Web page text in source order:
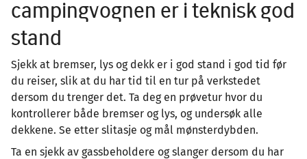
campingvognen er i teknisk god
stand
Sjekk at bremser, lys og dekk er i god stand i god tid før
du reiser, slik at du har tid til en tur på verkstedet
dersom du trenger det. Ta deg en prøvetur hvor du
kontrollerer både bremser og lys, og undersøk alle
dekkene. Se etter slitasje og mål mønsterdybden.
Ta en sjekk av gassbeholdere og slanger dersom du har